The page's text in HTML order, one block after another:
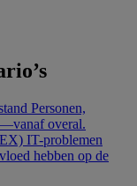
Personen,
overal.
IT-problemen
hebben op de